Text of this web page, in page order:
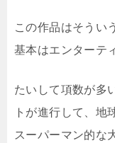
この作品はそうい
基本はエンターテ
たいして項数が多
トが進行して、地
スーパーマン的な